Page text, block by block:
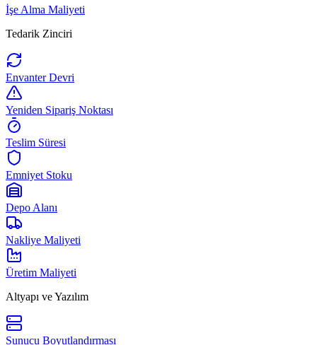
İşe Alma Maliyeti
Tedarik Zinciri
Envanter Devri
Yeniden Sipariş Noktası
Teslim Süresi
Emniyet Stoku
Depo Alanı
Nakliye Maliyeti
Üretim Maliyeti
Altyapı ve Yazılım
Sunucu Boyutlandırması